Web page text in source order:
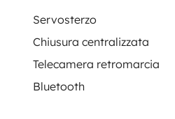
Servosterzo
Chiusura centralizzata
Telecamera retromarcia
Bluetooth